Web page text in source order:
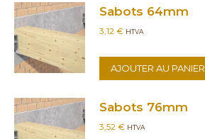
Sabots 64mm
3,12 € HTVA
AJOUTER AU PANIER
Sabots 76mm
3,52 € HTVA